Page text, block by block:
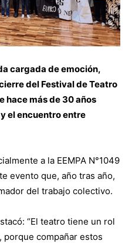
cargada de emoción,
del Festival de Teatro
hace más de 30 años
el encuentro entre
a la EEMPA N°1049
evento que, año tras año,
del trabajo colectivo.
“El teatro tiene un rol
porque compañar estos